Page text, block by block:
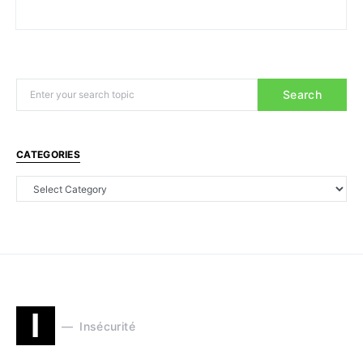
Search
CATEGORIES
I Insécurité